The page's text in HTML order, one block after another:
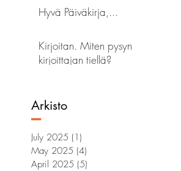
Hyvä Päiväkirja,...
Kirjoitan. Miten pysyn
kirjoittajan tiellä?
Arkisto
–
July 2025 (1)
May 2025 (4)
April 2025 (5)